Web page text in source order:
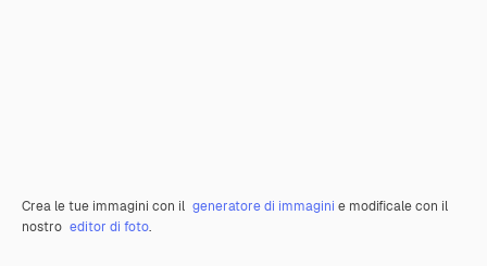
Crea le tue immagini con il generatore di immagini e modificale con il
nostro editor di foto.